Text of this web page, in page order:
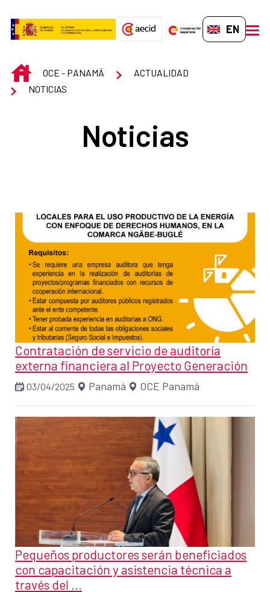
EN-GB
INICIOOCE - PANAMÁ
ACTUALIDAD
NOTICIAS
Noticias
Contratación de servicio de auditoría
externa financiera al Proyecto Generación
03/04/2025 Panamá OCE Panamá
Pequeños productores serán beneficiados
con capacitación y asistencia técnica a
través del ...